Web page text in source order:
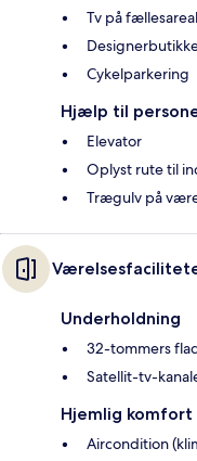
Tv på
Cykelparkering
Hjælp til
Elevator
Oplyst rute til
Trægulv på
Underholdning
32-tommers
Satellit-tv-
Hjemlig komfort
Aircondition